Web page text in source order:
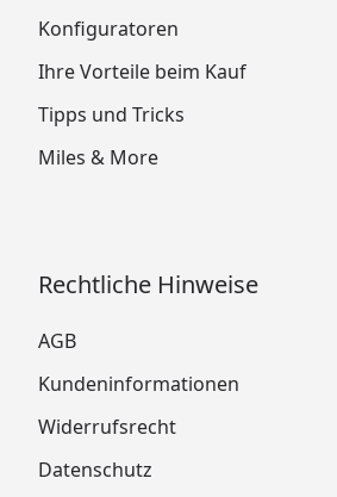
Konfiguratoren
Ihre Vorteile beim Kauf
Tipps und Tricks
Miles & More
Rechtliche Hinweise
AGB
Kundeninformationen
Widerrufsrecht
Datenschutz